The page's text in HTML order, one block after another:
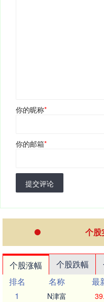
你的昵称*
你的邮箱*
提交评论
个股
个股涨幅 个股跌幅
排名
名称 最
1
N津富